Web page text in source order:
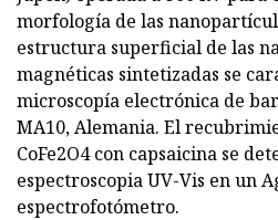
morfología de las
estructura superficial de las
magnéticas sintetizadas se
microscopía electrónica de
MA10, Alemania. El
CoFe2O4 con capsaicina se
espectroscopia UV-Vis en un
espectrofotómetro.